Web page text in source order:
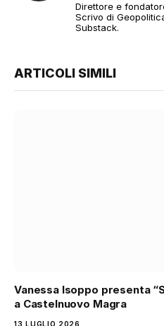
Direttore e
Scrivo di
Substack.
ARTICOLI SIMILI
Vanessa Isoppo presenta
a Castelnuovo Magra
13 LUGLIO 2026